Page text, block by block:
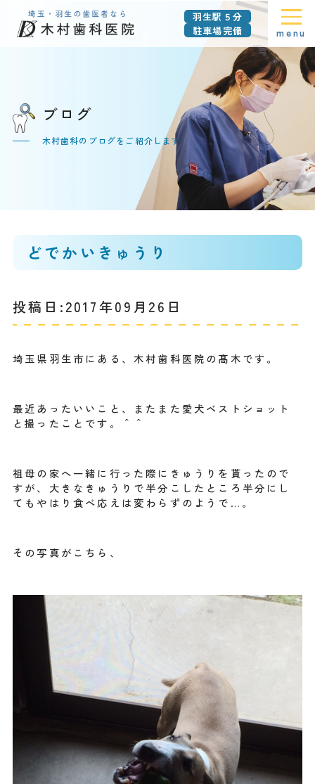
羽生駅５分
駐車場完備
menu
ブログ
木村歯科のブログをご紹介します
どでかいきゅうり
投稿日:2017年09月26日
埼玉県羽生市にある、木村歯科医院の髙木です。
最近あったいいこと、またまた愛犬ベストショット
と撮ったことです。＾＾
祖母の家へ一緒に行った際にきゅうりを貰ったので
すが、大きなきゅうりで半分こしたところ半分にし
てもやはり食べ応えは変わらずのようで…。
その写真がこちら、